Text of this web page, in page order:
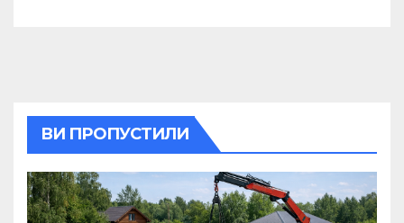
ВИ ПРОПУСТИЛИ